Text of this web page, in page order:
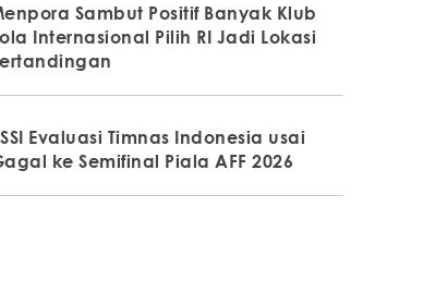
Sambut Positif Banyak Klub
Internasional Pilih RI Jadi Lokasi
Evaluasi Timnas Indonesia usai
ke Semifinal Piala AFF 2026